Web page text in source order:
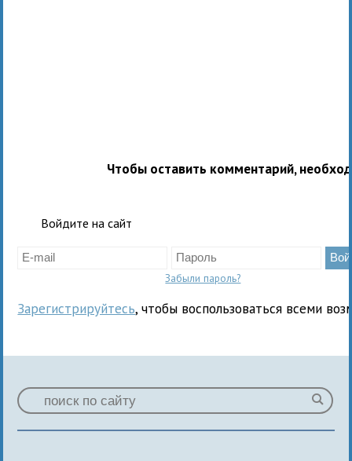
Чтобы оставить комментарий,
Войдите на сайт
Забыли пароль?
Зарегистрируйтесь, чтобы воспользоваться всеми